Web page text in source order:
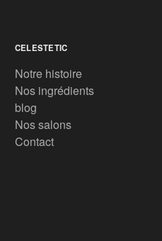
CELESTETIC
Notre histoire
Nos ingrédients
blog
Nos salons
Contact